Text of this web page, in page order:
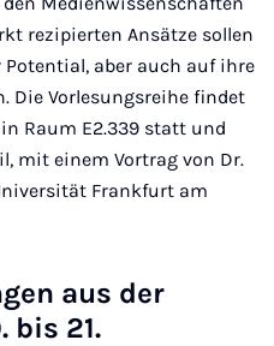
rezipierten Ansätze sollen
aber auch auf ihre
Die Vorlesungsreihe findet
Raum E2.339 statt und
mit einem Vortrag von Dr.
Frankfurt am
aus der
bis 21.